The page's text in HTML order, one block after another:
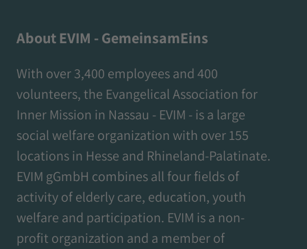
About EVIM - GemeinsamEins
With over 3,400 employees and 400
volunteers, the Evangelical Association for
Inner Mission in Nassau - EVIM - is a large
social welfare organization with over 155
locations in Hesse and Rhineland-Palatinate.
EVIM gGmbH combines all four fields of
activity of elderly care, education, youth
welfare and participation. EVIM is a non-
profit organization and a member of